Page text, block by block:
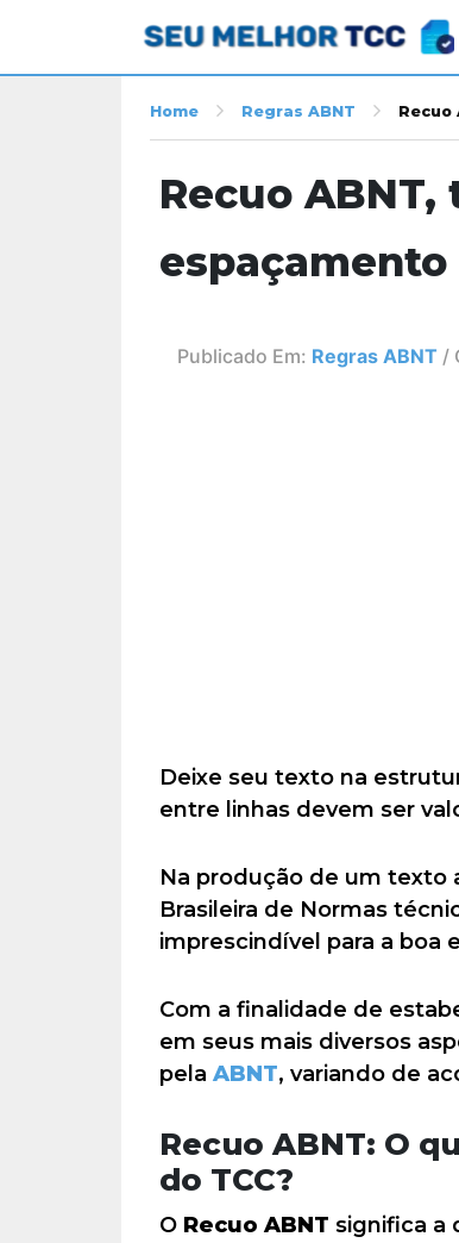
Home Regras ABNT Recuo
Recuo
espaçamento
Publicado Em: Regras ABNT /
Deixe seu texto na
entre linhas devem ser
Na produção de um texto
Brasileira de Normas
imprescindível para a boa
Com a finalidade de
em seus mais diversos
pela ABNT, variando de
Recuo ABNT: O
do TCC?
O Recuo ABNT significa a